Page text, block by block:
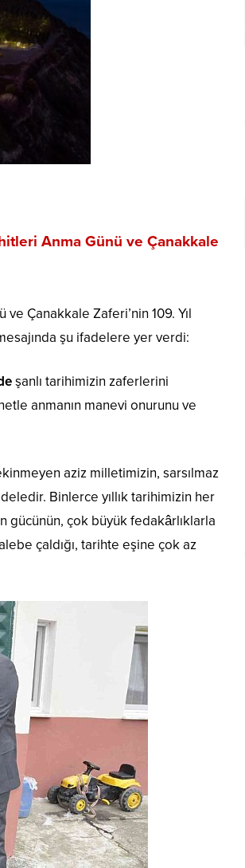
Anma Günü ve Çanakkale
Çanakkale Zaferi’nin 109. Yıl
şu ifadelere yer verdi:
şanlı tarihimizin zaferlerini
anmanın manevi onurunu ve
aziz milletimizin, sarsılmaz
Binlerce yıllık tarihimizin her
gücünün, çok büyük fedakârlıklarla
çaldığı, tarihte eşine çok az